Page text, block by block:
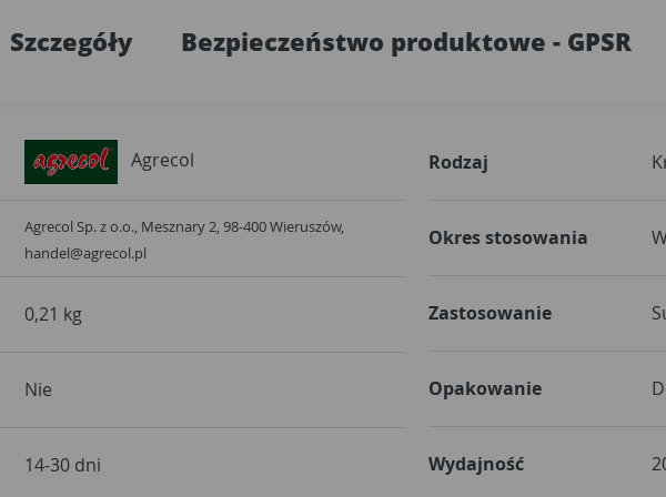
Szczegóły
Bezpieczeństwo produktowe - GPSR
Agrecol
Agrecol Sp. z o.o., Mesznary 2, 98-400 Wieruszów,
handel@agrecol.pl
0,21 kg
Nie
14-30 dni
Rodzaj
Okres stosowania
Zastosowanie
Opakowanie
Wydajność